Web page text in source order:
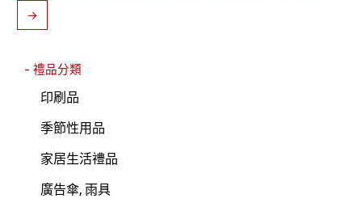
- 禮品分類
印刷品
季節性用品
家居生活禮品
廣告傘, 雨具
→